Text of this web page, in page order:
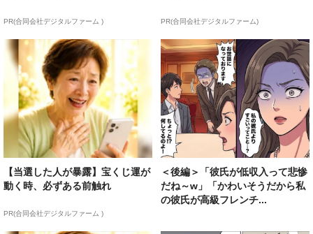
PR(合同会社デジタルファーム ) PR(合同会社デジタルファーム)
【当選した人が暴露】宝くじ運が
動く時、必ずある前触れ
PR(合同会社デジタルファーム )
＜後編＞「彼氏が低収入って悲惨
だね～w」「かわいそうだから私
の彼氏が高級フレンチ...